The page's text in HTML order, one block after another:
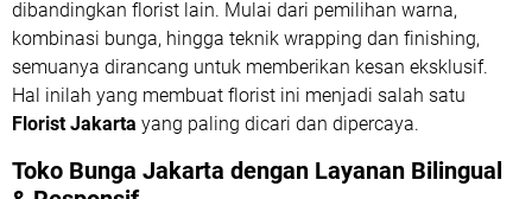
dibandingkan florist lain. Mulai dari pemilihan warna,
kombinasi bunga, hingga teknik wrapping dan finishing,
semuanya dirancang untuk memberikan kesan eksklusif.
Hal inilah yang membuat florist ini menjadi salah satu
Florist Jakarta yang paling dicari dan dipercaya.
Toko Bunga Jakarta dengan Layanan Bilingual